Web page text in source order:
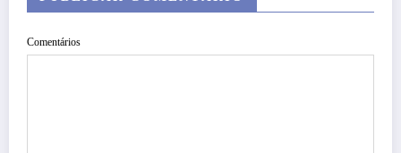
Comentários